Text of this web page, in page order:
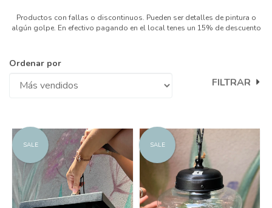
Productos con fallas o discontinuos. Pueden ser detalles de pintura o
algún golpe. En efectivo pagando en el local tenes un 15% de descuento
Ordenar por
FILTRAR
SALE SALE